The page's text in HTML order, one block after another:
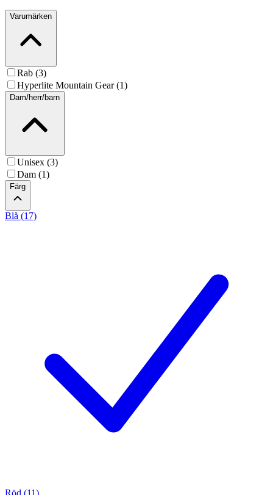
Varumärken
Rab (3)
Hyperlite Mountain Gear (1)
Dam/herr/barn
Unisex (3)
Dam (1)
Färg
Blå (17)
Röd (11)